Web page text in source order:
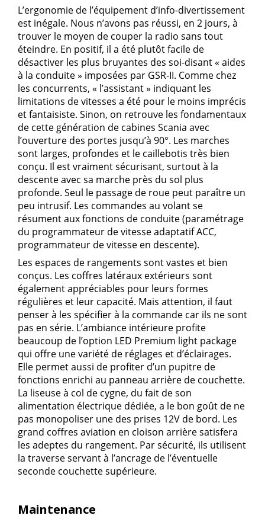
L’ergonomie de l’équipement d’info-divertissement
est inégale. Nous n’avons pas réussi, en 2 jours, à
trouver le moyen de couper la radio sans tout
éteindre. En positif, il a été plutôt facile de
désactiver les plus bruyantes des soi-disant « aides
à la conduite » imposées par GSR-II. Comme chez
les concurrents, « l’assistant » indiquant les
limitations de vitesses a été pour le moins imprécis
et fantaisiste. Sinon, on retrouve les fondamentaux
de cette génération de cabines Scania avec
l’ouverture des portes jusqu’à 90°. Les marches
sont larges, profondes et le caillebotis très bien
conçu. Il est vraiment sécurisant, surtout à la
descente avec sa marche près du sol plus
profonde. Seul le passage de roue peut paraître un
peu intrusif. Les commandes au volant se
résument aux fonctions de conduite (paramétrage
du programmateur de vitesse adaptatif ACC,
programmateur de vitesse en descente).
Les espaces de rangements sont vastes et bien
conçus. Les coffres latéraux extérieurs sont
également appréciables pour leurs formes
régulières et leur capacité. Mais attention, il faut
penser à les spécifier à la commande car ils ne sont
pas en série. L’ambiance intérieure profite
beaucoup de l’option LED Premium light package
qui offre une variété de réglages et d’éclairages.
Elle permet aussi de profiter d’un pupitre de
fonctions enrichi au panneau arrière de couchette.
La liseuse à col de cygne, du fait de son
alimentation électrique dédiée, a le bon goût de ne
pas monopoliser une des prises 12V de bord. Les
grand coffres aviation en cloison arrière satisfera
les adeptes du rangement. Par sécurité, ils utilisent
la traverse servant à l’ancrage de l’éventuelle
seconde couchette supérieure.
Maintenance